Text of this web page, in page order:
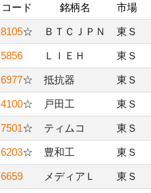
コード 銘柄名 市場
8105☆ ＢＴＣＪＰＮ 東Ｓ
5856 ＬＩＥＨ 東Ｓ
6977☆ 抵抗器 東Ｓ
4100☆ 戸田工 東Ｓ
7501☆ ティムコ 東Ｓ
6203☆ 豊和工 東Ｓ
6659 メディアＬ 東Ｓ